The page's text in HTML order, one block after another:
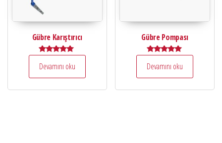
Gübre Karıştırıcı
5.00
oy aldı
Devamını oku
Gübre Pompası
5.00
oy aldı
Devamını oku